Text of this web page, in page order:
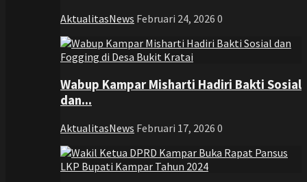
AktualitasNews Februari 24, 2026 0
Wabup Kampar Misharti Hadiri Bakti Sosial
dan...
AktualitasNews Februari 17, 2026 0